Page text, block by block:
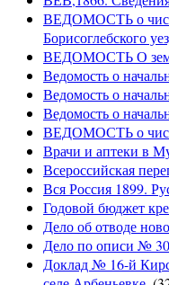
ВЕДОМОСТЬ о
Борисоглебского
ВЕДОМОСТЬ О
Ведомость о
Ведомость о
Ведомость о
ВЕДОМОСТЬ о
Врачи и аптеки в
Всероссийская
Вся Россия 1899.
Годовой бюджет
Дело об отводе
Дело по описи №
Доклад № 16-й